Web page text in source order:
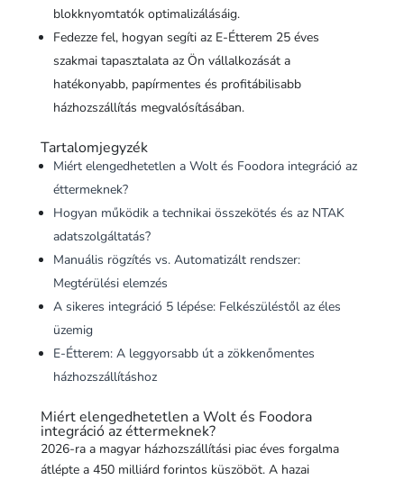
blokknyomtatók optimalizálásáig.
Fedezze fel, hogyan segíti az E-Étterem 25 éves
szakmai tapasztalata az Ön vállalkozását a
hatékonyabb, papírmentes és profitábilisabb
házhozszállítás megvalósításában.
Tartalomjegyzék
Miért elengedhetetlen a Wolt és Foodora integráció az
éttermeknek?
Hogyan működik a technikai összekötés és az NTAK
adatszolgáltatás?
Manuális rögzítés vs. Automatizált rendszer:
Megtérülési elemzés
A sikeres integráció 5 lépése: Felkészüléstől az éles
üzemig
E-Étterem: A leggyorsabb út a zökkenőmentes
házhozszállításhoz
Miért elengedhetetlen a Wolt és Foodora
integráció az éttermeknek?
2026-ra a magyar házhozszállítási piac éves forgalma
átlépte a 450 milliárd forintos küszöböt. A hazai